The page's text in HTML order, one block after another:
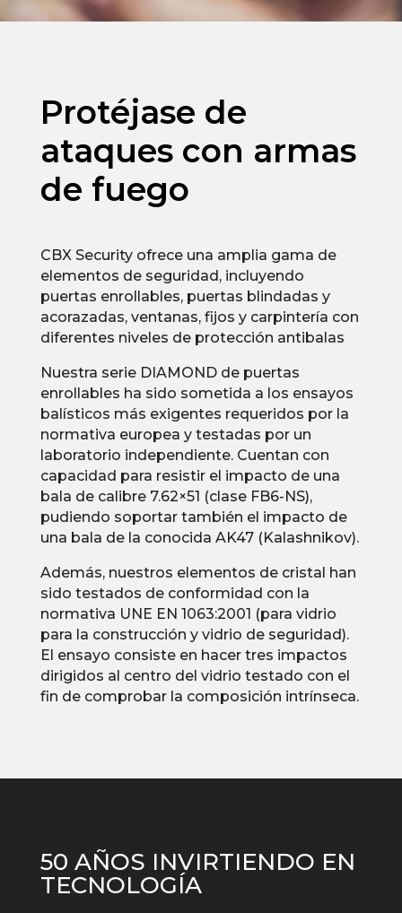
Protéjase de
ataques con armas
de fuego
CBX Security ofrece una amplia gama de
elementos de seguridad, incluyendo
puertas enrollables, puertas blindadas y
acorazadas, ventanas, fijos y carpintería con
diferentes niveles de protección antibalas
Nuestra serie DIAMOND de puertas
enrollables ha sido sometida a los ensayos
balísticos más exigentes requeridos por la
normativa europea y testadas por un
laboratorio independiente. Cuentan con
capacidad para resistir el impacto de una
bala de calibre 7.62×51 (clase FB6-NS),
pudiendo soportar también el impacto de
una bala de la conocida AK47 (Kalashnikov).
Además, nuestros elementos de cristal han
sido testados de conformidad con la
normativa UNE EN 1063:2001 (para vidrio
para la construcción y vidrio de seguridad).
El ensayo consiste en hacer tres impactos
dirigidos al centro del vidrio testado con el
fin de comprobar la composición intrínseca.
50 AÑOS INVIRTIENDO EN
TECNOLOGÍA